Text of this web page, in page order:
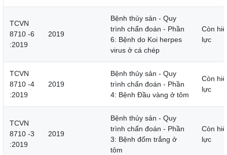
TCVN
8710 -6
:2019
2019
Bệnh thủy sản - Quy
trình chẩn đoán - Phần
6: Bệnh do Koi herpes
virus ở cá chép
Còn
lực
TCVN
8710 -4
:2019
2019
Bệnh thủy sản - Quy
trình chẩn đoán - Phần
4: Bệnh Đầu vàng ở tôm
Còn
lực
TCVN
8710 -3
:2019
2019
Bệnh thủy sản - Quy
trình chẩn đoán - Phần
3: Bệnh đốm trắng ở
tôm
Còn
lực